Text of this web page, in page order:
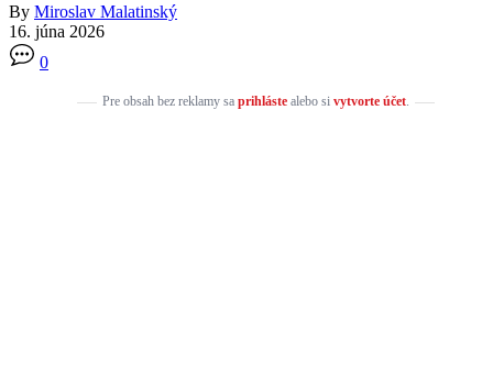
By Miroslav Malatinský
16. júna 2026
0
Pre obsah bez reklamy sa prihlástealebo si vytvorte účet.